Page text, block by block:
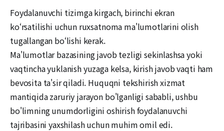
Foydalanuvchi tizimga kirgach, birinchi ekran
ko‘rsatilishi uchun ruxsatnoma ma'lumotlarini olish
tugallangan bo‘lishi kerak.
Ma'lumotlar bazasining javob tezligi sekinlashsa yoki
vaqtincha yuklanish yuzaga kelsa, kirish javob vaqti ham
bevosita ta'sir qiladi. Huquqni tekshirish xizmat
mantiqida zaruriy jarayon bo'lganligi sababli, ushbu
bo'limning unumdorligini oshirish foydalanuvchi
tajribasini yaxshilash uchun muhim omil edi.